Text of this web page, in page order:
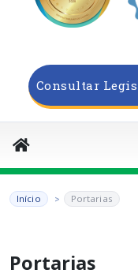
Consultar
Início Portarias
Portarias